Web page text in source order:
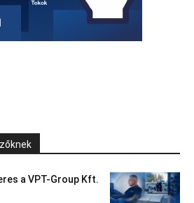
a VPT-Group Kft.